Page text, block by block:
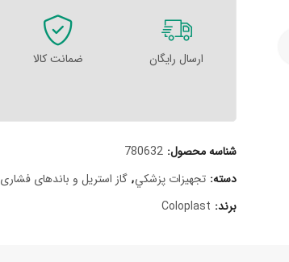
ارسال رایگان ضمانت کالا
شناسه محصول: 780632
دسته: تجهيزات پزشکي, گاز استریل و باندهای فشاری
برند: Coloplast